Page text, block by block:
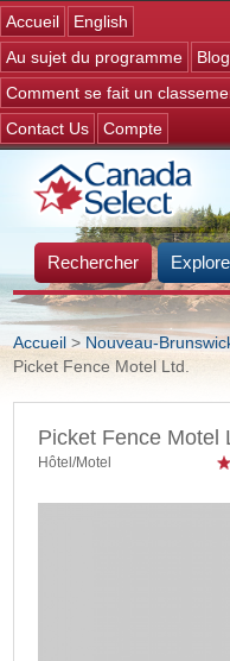
Accueil
English
Au sujet du programme
Blog
Comment se fait un
Contact Us
Compte
Rechercher
Vous êtes ici
Accueil > Nouveau-
Picket Fence Motel Ltd.
Picket Fence Motel
Hôtel/Motel